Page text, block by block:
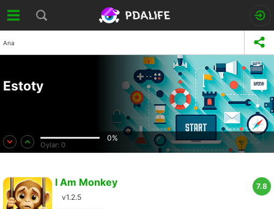
Ana
Estoty
0%
Oylar: 0
7.8
I Am Monkey
v1.2.5